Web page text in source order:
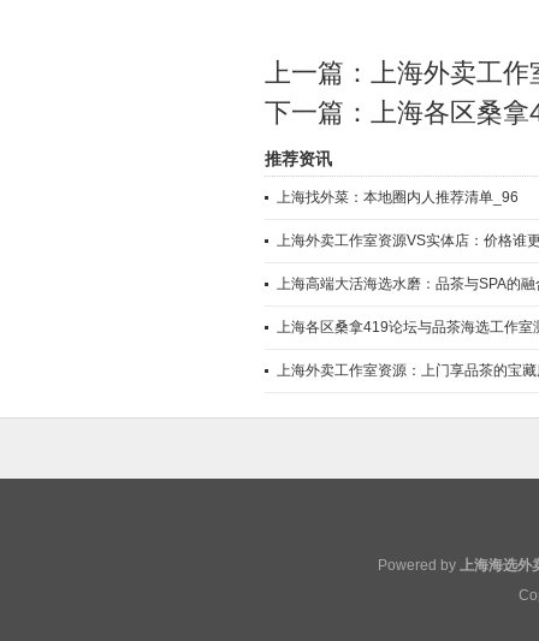
上一篇： 上海外卖工作
下一篇： 上海各区桑拿
推荐资讯
上海找外菜：本地圈内人推荐清单_96
上海外卖工作室资源VS实体店：价格谁
上海高端大活海选水磨：品茶与SPA的
上海各区桑拿419论坛与品茶海选工作室
上海外卖工作室资源：上门享品茶的宝
Powered by 上海海选外